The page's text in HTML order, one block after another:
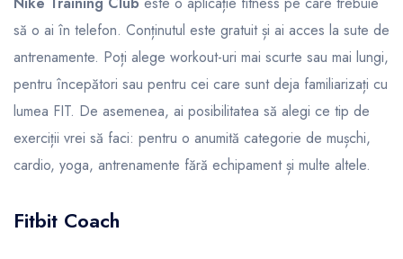
să o ai în telefon. Conținutul este gratuit și ai acces la sute de
antrenamente. Poți alege workout-uri mai scurte sau mai lungi,
pentru începători sau pentru cei care sunt deja familiarizați cu
lumea FIT. De asemenea, ai posibilitatea să alegi ce tip de
exerciții vrei să faci: pentru o anumită categorie de mușchi,
cardio, yoga, antrenamente fără echipament și multe altele.
Fitbit Coach